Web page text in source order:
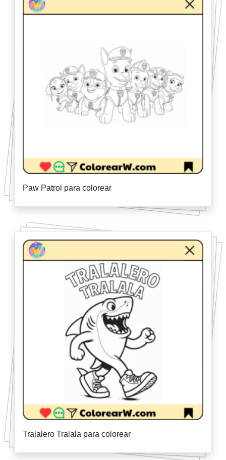
Paw Patrol para colorear
Tralalero Tralala para colorear